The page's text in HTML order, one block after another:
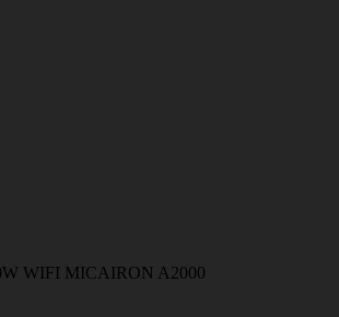
WIFI MICAIRON A2000